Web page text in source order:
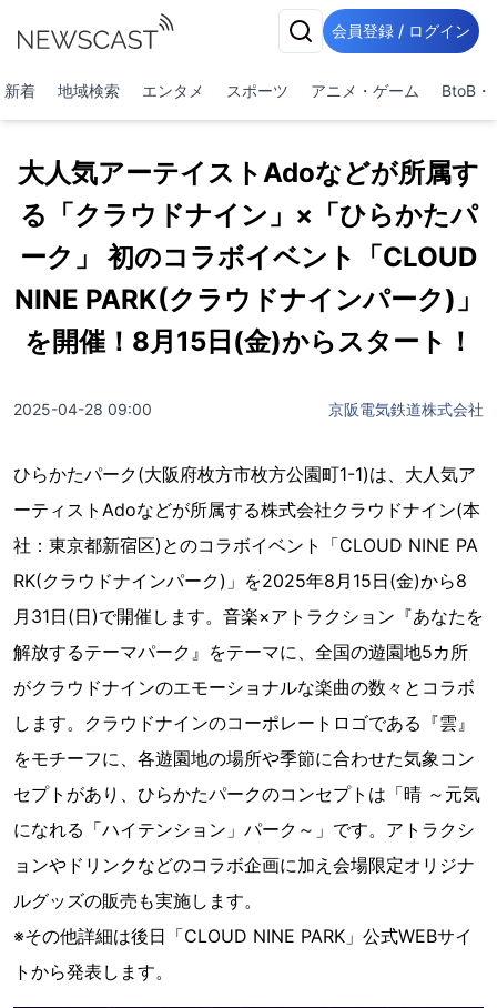
会員登録 / ログイン
新着 地域検索 エンタメ スポーツ アニメ・ゲーム BtoB・
大人気アーテイストAdoなどが所属す
る「クラウドナイン」×「ひらかたパ
ーク」 初のコラボイベント「CLOUD
NINE PARK(クラウドナインパーク)」
を開催！8月15日(金)からスタート！
2025-04-28 09:00 京阪電気鉄道株式会社
ひらかたパーク(大阪府枚方市枚方公園町1-1)は、大人気ア
ーティストAdoなどが所属する株式会社クラウドナイン(本
社：東京都新宿区)とのコラボイベント「CLOUD NINE PA
RK(クラウドナインパーク)」を2025年8月15日(金)から8
月31日(日)で開催します。音楽×アトラクション『あなたを
解放するテーマパーク』をテーマに、全国の遊園地5カ所
がクラウドナインのエモーショナルな楽曲の数々とコラボ
します。クラウドナインのコーポレートロゴである『雲』
をモチーフに、各遊園地の場所や季節に合わせた気象コン
セプトがあり、ひらかたパークのコンセプトは「晴 ～元気
になれる「ハイテンション」パーク～」です。アトラクシ
ョンやドリンクなどのコラボ企画に加え会場限定オリジナ
ルグッズの販売も実施します。
※その他詳細は後日「CLOUD NINE PARK」公式WEBサイ
トから発表します。